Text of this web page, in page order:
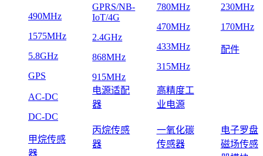
490MHz
1575MHz
5.8GHz
GPS
GPRS/NB-
IoT/4G
2.4GHz
868MHz
915MHz
780MHz
470MHz
433MHz
315MHz
230MHz
170MHz
配件
AC-DC
DC-DC
电源适配
器
高精度工
业电源
甲烷传感
器
丙烷传感
器
一氧化碳
传感器
电子罗盘
磁场传感